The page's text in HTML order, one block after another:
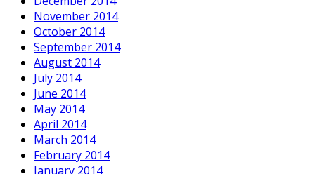
November 2014
October 2014
September 2014
August 2014
July 2014
June 2014
May 2014
April 2014
March 2014
February 2014
January 2014